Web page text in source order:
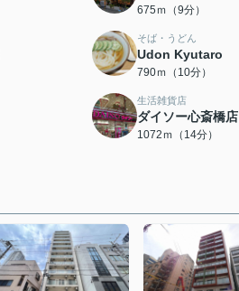
675ｍ（9分）
そば・うどん
Udon Kyutaro
790ｍ（10分）
生活雑貨店
ダイソー心斎橋店
1072ｍ（14分）